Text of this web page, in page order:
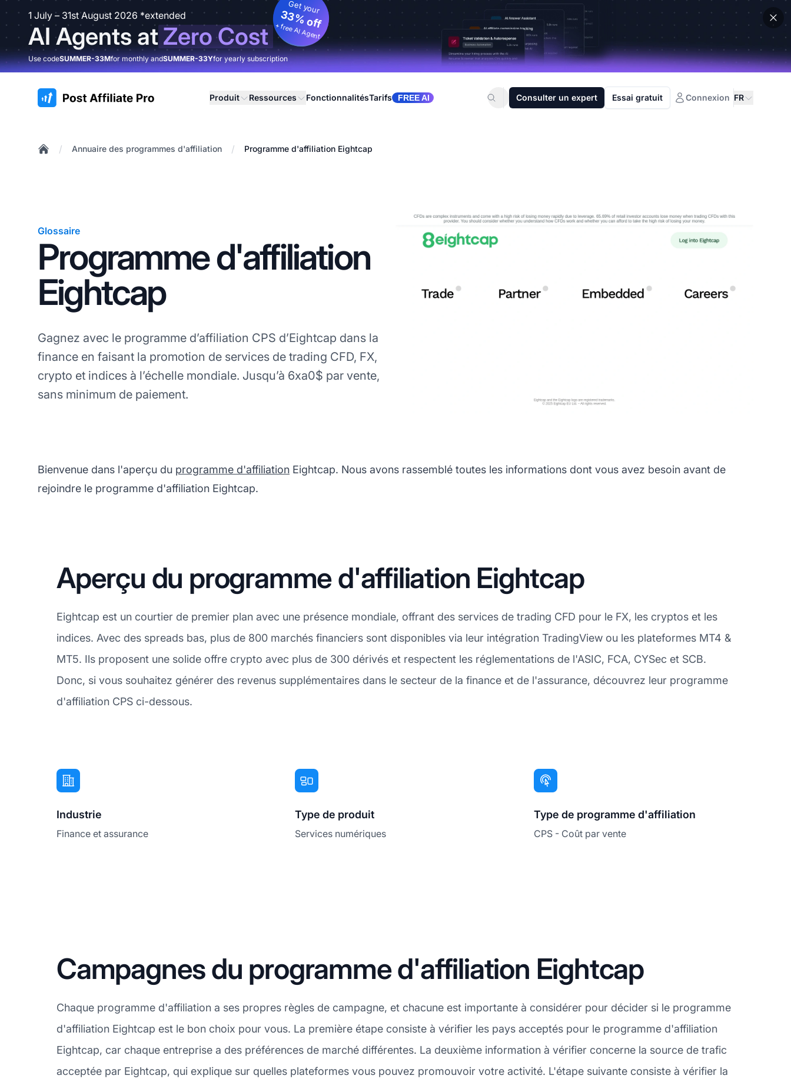
1 July – 31st August 2026 *extended
AI Agents atZero Cost
Get your
33% off
+ free AI Agent
Use codeSUMMER-33Mfor monthly andSUMMER-33Yfor yearly subscription
:site.title Produit Ressources FonctionnalitésTarifs FREE AI Consulter un expert Essai gratuit Connexion FR
/ Annuaire des programmes d'affiliation / Programme d'affiliation Eightcap
Glossaire
Programme d'affiliation
Eightcap
Gagnez avec le programme d’affiliation CPS d’Eightcap dans la
finance en faisant la promotion de services de trading CFD, FX,
crypto et indices à l’échelle mondiale. Jusqu’à 6xa0$ par vente,
sans minimum de paiement.
Bienvenue dans l'aperçu du programme d'affiliation Eightcap. Nous avons rassemblé toutes les informations dont vous avez besoin avant de
rejoindre le programme d'affiliation Eightcap.
Aperçu du programme d'affiliation Eightcap
Eightcap est un courtier de premier plan avec une présence mondiale, offrant des services de trading CFD pour le FX, les cryptos et les
indices. Avec des spreads bas, plus de 800 marchés financiers sont disponibles via leur intégration TradingView ou les plateformes MT4 &
MT5. Ils proposent une solide offre crypto avec plus de 300 dérivés et respectent les réglementations de l'ASIC, FCA, CYSec et SCB.
Donc, si vous souhaitez générer des revenus supplémentaires dans le secteur de la finance et de l'assurance, découvrez leur programme
d'affiliation CPS ci-dessous.
Industrie
Finance et assurance
Type de produit
Services numériques
Type de programme d'affiliation
CPS - Coût par vente
Campagnes du programme d'affiliation Eightcap
Chaque programme d'affiliation a ses propres règles de campagne, et chacune est importante à considérer pour décider si le programme
d'affiliation Eightcap est le bon choix pour vous. La première étape consiste à vérifier les pays acceptés pour le programme d'affiliation
Eightcap, car chaque entreprise a des préférences de marché différentes. La deuxième information à vérifier concerne la source de trafic
acceptée par Eightcap, qui explique sur quelles plateformes vous pouvez promouvoir votre activité. L'étape suivante consiste à vérifier la